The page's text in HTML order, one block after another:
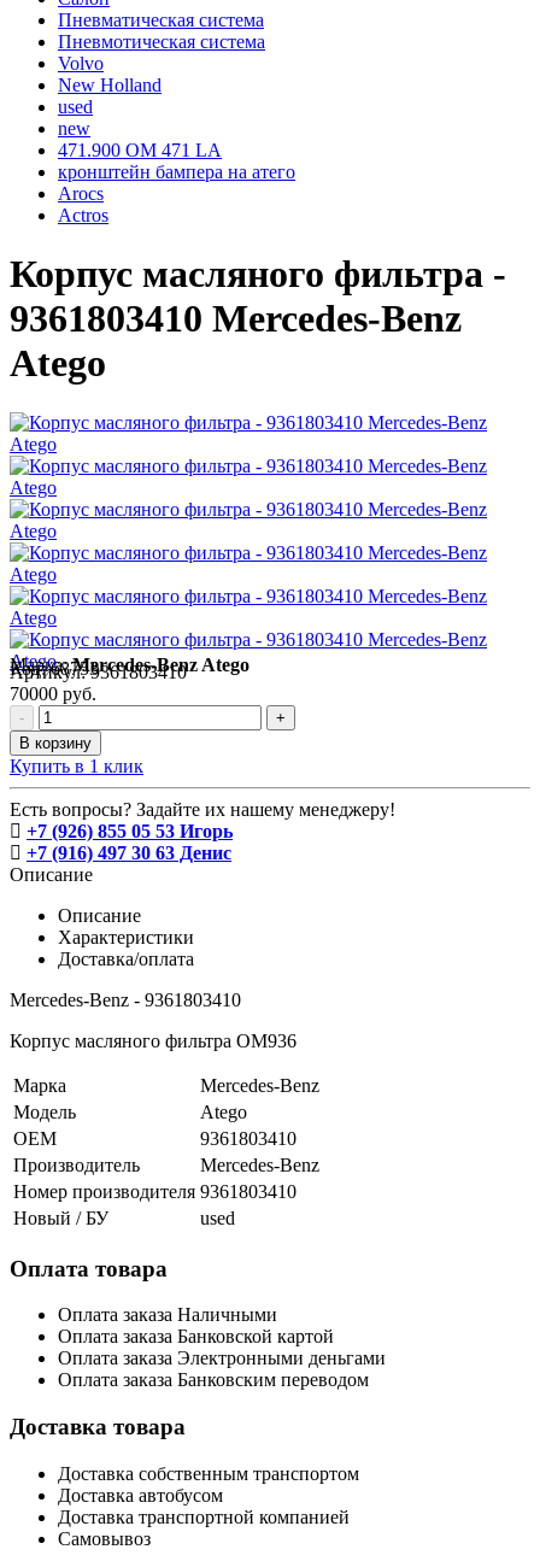
Пневматическая система
Пневмотическая система
Volvo
New Holland
used
new
471.900 OM 471 LA
кронштейн бампера на атего
Arocs
Actros
Корпус масляного фильтра -
9361803410 Mercedes-Benz
Atego
Марка:Mercedes-Benz Atego
Код:68753
Артикул:9361803410
70000 руб.
-
+
В корзину
Купить в 1 клик
Есть вопросы? Задайте их нашему менеджеру!
+7 (926) 855 05 53 Игорь
+7 (916) 497 30 63 Денис
Описание
Описание
Характеристики
Доставка/оплата
Mercedes-Benz - 9361803410
Корпус масляного фильтра ОМ936
Марка
Mercedes-Benz
Модель
Atego
OEM
9361803410
Производитель
Mercedes-Benz
Номер производителя 9361803410
Новый / БУ
used
Оплата товара
Оплата заказа Наличными
Оплата заказа Банковской картой
Оплата заказа Электронными деньгами
Оплата заказа Банковским переводом
Доставка товара
Доставка собственным транспортом
Доставка автобусом
Доставка транспортной компанией
Самовывоз